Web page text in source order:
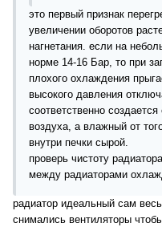
это первый признак
увеличении оборотов
нагнетания. если на
норме 14-16 Бар, то при
плохого охлаждения
высокого давления
соответственно
воздуха, а влажный от
внутри печки сырой.
проверь чистоту
между радиаторами
радиатор идеальный сам
снимались вентиляторы